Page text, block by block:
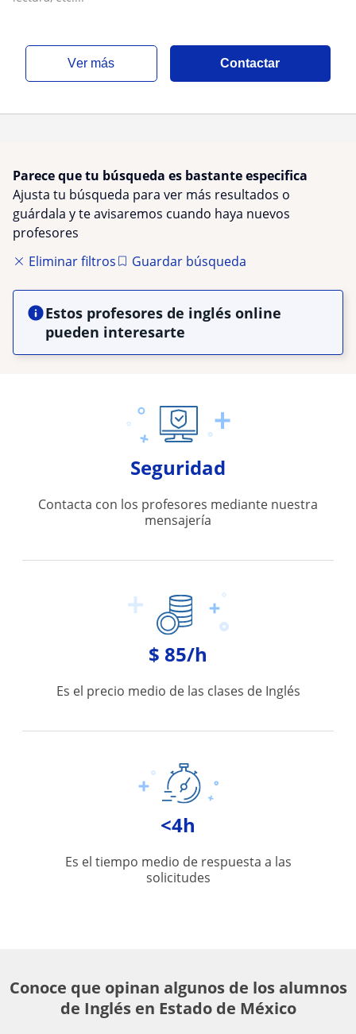
ver más Contactar
Parece que tu búsqueda es bastante especifica
Ajusta tu búsqueda para ver más resultados o
guárdala y te avisaremos cuando haya nuevos
profesores
Eliminar filtros
Guardar búsqueda
Estos profesores de inglés online
pueden interesarte
Seguridad
Contacta con los profesores mediante nuestra
mensajería
$ 85/h
Es el precio medio de las clases de Inglés
<4h
Es el tiempo medio de respuesta a las
solicitudes
Conoce que opinan algunos de los alumnos
de Inglés en Estado de México